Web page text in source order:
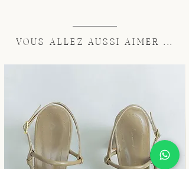
VOUS ALLEZ AUSSI AIMER ...